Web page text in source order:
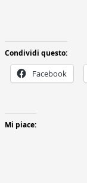
Condividi questo:
Facebook
Mi piace: